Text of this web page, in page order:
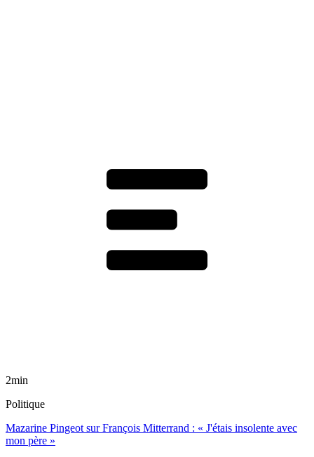
2min
Politique
Mazarine Pingeot sur François Mitterrand : « J'étais insolente avec
mon père »